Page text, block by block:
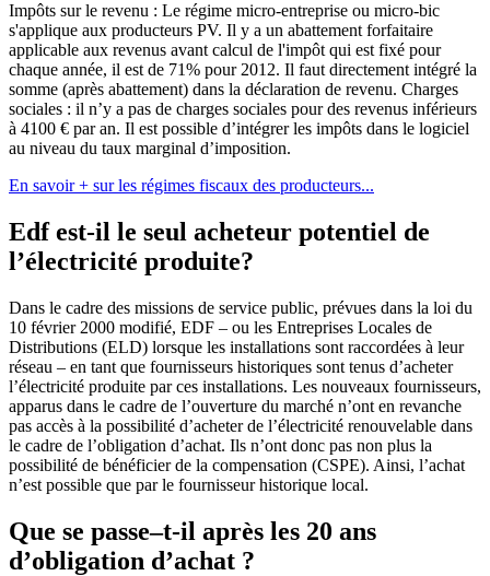
Impôts sur le revenu : Le régime micro-entreprise ou micro-bic
s'applique aux producteurs PV. Il y a un abattement forfaitaire
applicable aux revenus avant calcul de l'impôt qui est fixé pour
chaque année, il est de 71% pour 2012. Il faut directement intégré la
somme (après abattement) dans la déclaration de revenu. Charges
sociales : il n’y a pas de charges sociales pour des revenus inférieurs
à 4100 € par an. Il est possible d’intégrer les impôts dans le logiciel
au niveau du taux marginal d’imposition.
En savoir + sur les régimes fiscaux des producteurs...
Edf est-il le seul acheteur potentiel de
l’électricité produite?
Dans le cadre des missions de service public, prévues dans la loi du
10 février 2000 modifié, EDF – ou les Entreprises Locales de
Distributions (ELD) lorsque les installations sont raccordées à leur
réseau – en tant que fournisseurs historiques sont tenus d’acheter
l’électricité produite par ces installations. Les nouveaux fournisseurs,
apparus dans le cadre de l’ouverture du marché n’ont en revanche
pas accès à la possibilité d’acheter de l’électricité renouvelable dans
le cadre de l’obligation d’achat. Ils n’ont donc pas non plus la
possibilité de bénéficier de la compensation (CSPE). Ainsi, l’achat
n’est possible que par le fournisseur historique local.
Que se passe–t-il après les 20 ans
d’obligation d’achat ?